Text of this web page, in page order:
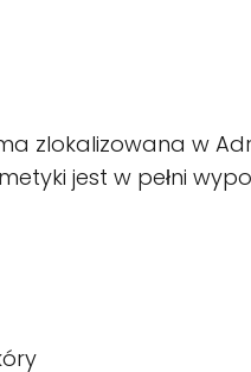
zlokalizowana w
jest w pełni